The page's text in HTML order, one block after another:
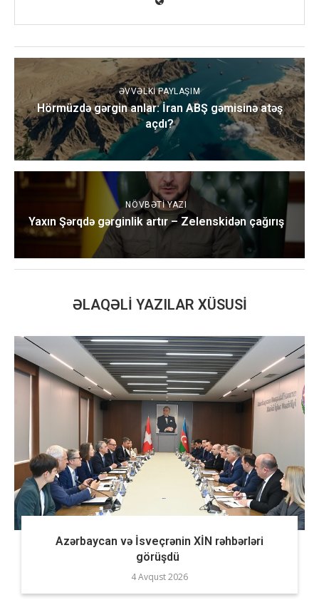
ƏVVƏLKI PAYLAŞIM
Hörmüzdə gərgin anlar: İran ABŞ gəmisinə atəş
açdı?
NÖVBƏTI YAZI
Yaxın Şərqdə gərginlik artır – Zelenskidən çağırış
ƏLAQƏLI YAZILAR XÜSUSI
Azərbaycan və İsveçrənin XİN rəhbərləri
görüşdü
4 Avqust 2026